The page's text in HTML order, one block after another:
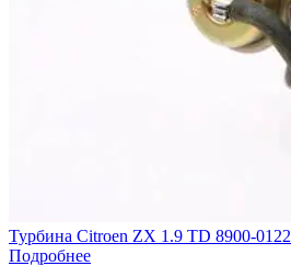
Турбина Citroen ZX 1.9 TD 8900-0122
Подробнее